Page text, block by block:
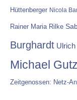
Hüttenberger Nicola
Rainer Maria Rilke
Burghardt
Michael
Zeitgenossen: Netz-